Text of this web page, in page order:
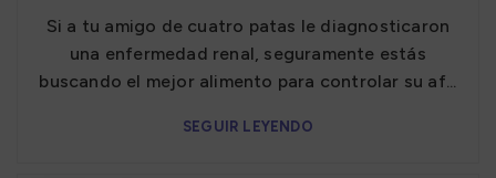
Si a tu amigo de cuatro patas le diagnosticaron
una enfermedad renal, seguramente estás
buscando el mejor alimento para controlar su af...
SEGUIR LEYENDO